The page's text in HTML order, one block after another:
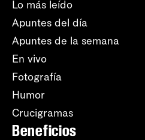
Lo más leído
Apuntes del día
Apuntes de la semana
En vivo
Fotografía
Humor
Crucigramas
Beneficios